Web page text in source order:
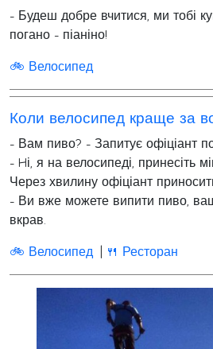
- Будеш добре вчитися, ми тобі
погано - піаніно!
🚲 Велосипед
Коли велосипед краще за
- Вам пиво? - Запитує офіціант
- Hі, я на велосипеді, принесіть
Через хвилину офіціант
- Ви вже можете випити пиво,
вкрав.
🚲 Велосипед 🍴 Ресторан